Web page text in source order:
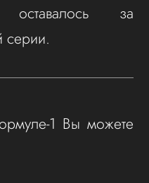
за
серии.
1 Вы можете